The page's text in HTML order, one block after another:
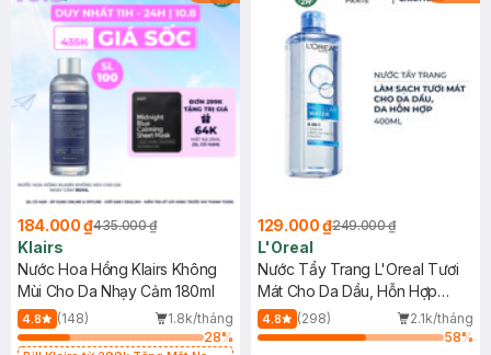
184.000 ₫435.000 ₫
Klairs
Nước Hoa Hồng Klairs Không
Mùi Cho Da Nhạy Cảm 180ml
4.8 (148)
1.8k/tháng
28%
129.000 ₫249.000 ₫
L'Oreal
Nước Tẩy Trang L'Oreal Tươi
Mát Cho Da Dầu, Hỗn Hợp
400ml
4.8 (298)
2.1k/tháng
58%